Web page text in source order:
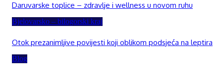
Daruvarske toplice – zdravlje i wellness u novom ruhu
Bjelovarsko – bilogorski kraj
Otok prezanimljive povijesti koji oblikom podsjeća na leptira
Blog